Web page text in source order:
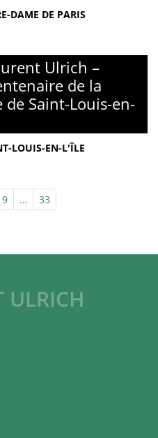
DAME DE PARIS
Ulrich –
de la
de Saint-Louis-en-
LOUIS-EN-L'ÎLE
9 … 33
ULRICH